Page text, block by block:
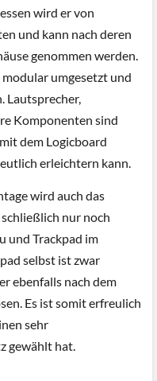
wird er von
und kann nach deren
genommen werden.
umgesetzt und
Lautsprecher,
Komponenten sind
dem Logicboard
erleichtern kann.
wird auch das
nur noch
und Trackpad im
selbst ist zwar
ebenfalls nach dem
Es ist somit erfreulich
sehr
gewählt hat.